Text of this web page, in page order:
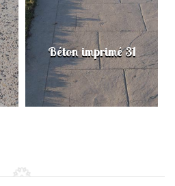
Béton imprimé 31